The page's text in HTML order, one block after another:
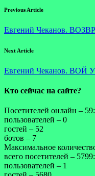
Previous Article
Евгений Чеканов.
Next Article
Евгений Чеканов. ВОЙ
Кто сейчас на сайте?
Посетителей онлайн – 59:
пользователей – 0
гостей – 52
ботов – 7
Максимальное
всего посетителей – 5799:
пользователей – 1